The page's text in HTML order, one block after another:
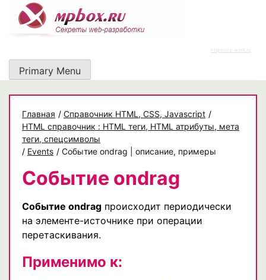
content
https://rz-work.ru
Primary Menu
Главная / Cправочник HTML, CSS, Javascript /
HTML справочник : HTML теги, HTML атрибуты, мета
теги, спецсимволы
/ Events / Событие ondrag | описание, примеры
Событие ondrag
Событие ondrag происходит периодически
на элементе-источнике при операции
перетаскивания.
Применимо к: